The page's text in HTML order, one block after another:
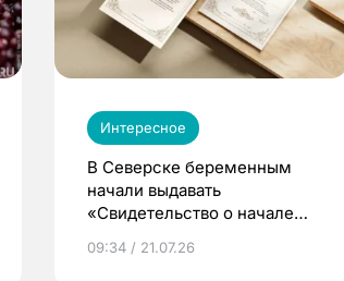
Интересное
В Северске беременным
начали выдавать
«Свидетельство о начале
09:34 / 21.07.26